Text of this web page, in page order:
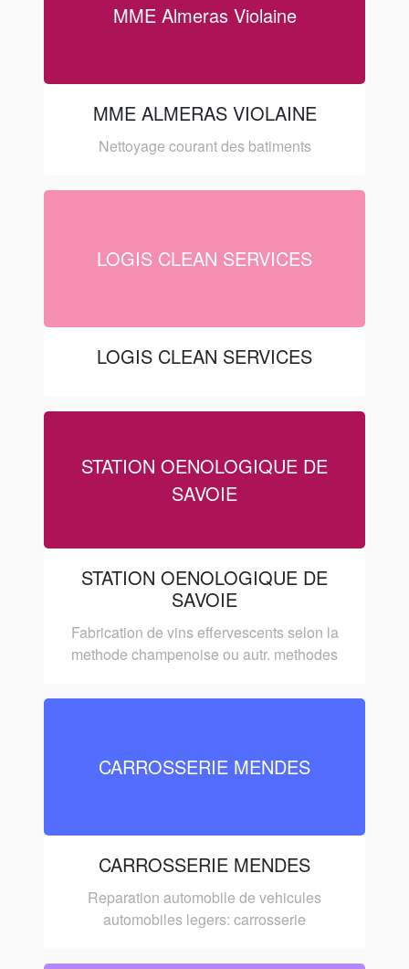
MME Almeras Violaine
MME ALMERAS VIOLAINE
Nettoyage courant des batiments
LOGIS CLEAN SERVICES
LOGIS CLEAN SERVICES
STATION OENOLOGIQUE DE
SAVOIE
STATION OENOLOGIQUE DE
SAVOIE
Fabrication de vins effervescents selon la
methode champenoise ou autr. methodes
CARROSSERIE MENDES
CARROSSERIE MENDES
Reparation automobile de vehicules
automobiles legers: carrosserie